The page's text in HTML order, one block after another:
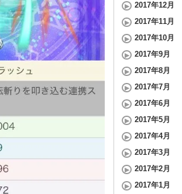
2017年12月
2017年11月
2017年10月
2017年9月
2017年8月
2017年7月
2017年6月
2017年5月
2017年4月
2017年3月
2017年2月
2017年1月